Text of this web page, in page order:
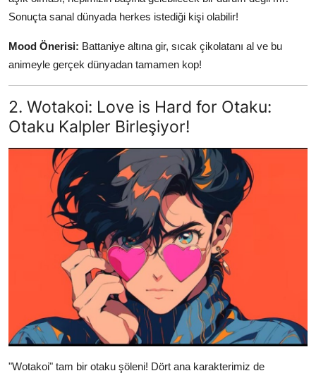
Sonuçta sanal dünyada herkes istediği kişi olabilir!
Mood Önerisi: Battaniye altına gir, sıcak çikolatanı al ve bu
animeyle gerçek dünyadan tamamen kop!
2. Wotakoi: Love is Hard for Otaku:
Otaku Kalpler Birleşiyor!
"Wotakoi" tam bir otaku şöleni! Dört ana karakterimiz de